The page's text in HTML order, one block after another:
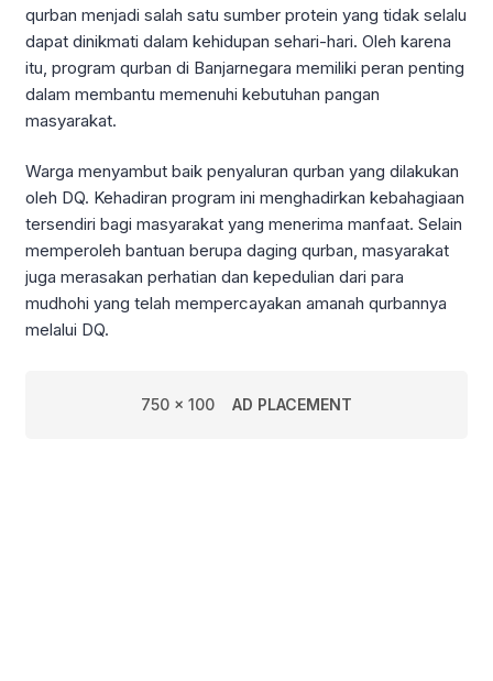
qurban menjadi salah satu sumber protein yang tidak selalu
dapat dinikmati dalam kehidupan sehari-hari. Oleh karena
itu, program qurban di Banjarnegara memiliki peran penting
dalam membantu memenuhi kebutuhan pangan
masyarakat.
Warga menyambut baik penyaluran qurban yang dilakukan
oleh DQ. Kehadiran program ini menghadirkan kebahagiaan
tersendiri bagi masyarakat yang menerima manfaat. Selain
memperoleh bantuan berupa daging qurban, masyarakat
juga merasakan perhatian dan kepedulian dari para
mudhohi yang telah mempercayakan amanah qurbannya
melalui DQ.
750 x 100 AD PLACEMENT